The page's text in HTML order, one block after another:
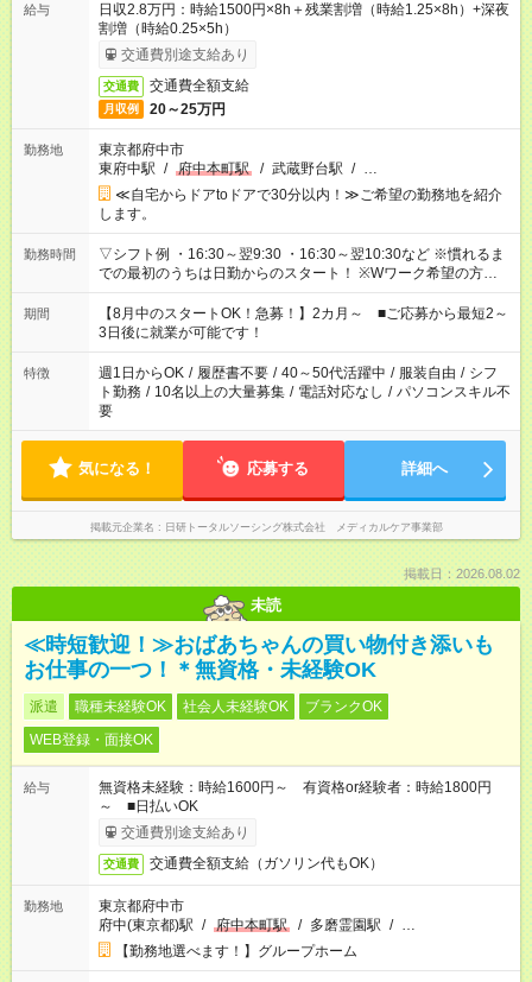
給与
日収2.8万円：時給1500円×8h＋残業割増（時給1.25×8h）+深夜
割増（時給0.25×5h）
交通費別途支給あり
交通費 交通費全額支給
月収例 20～25万円
勤務地
東京都府中市
東府中駅 / 府中本町駅 / 武蔵野台駅 / …
≪自宅からドアtoドアで30分以内！≫ご希望の勤務地を紹介
します。
勤務時間
▽シフト例 ・16:30～翌9:30 ・16:30～翌10:30など ※慣れるま
での最初のうちは日勤からのスタート！ ※Wワーク希望の方へ
今ご覧のお仕事で希望する勤務時間と、もう1つのお仕事の勤務
時間。 合計で週40時間を超える場合は応募できません。
期間
【8月中のスタートOK！急募！】2カ月～ ■ご応募から最短2～
3日後に就業が可能です！
特徴 週1日からOK / 履歴書不要 / 40～50代活躍中 / 服装自由 / シフ
ト勤務 / 10名以上の大量募集 / 電話対応なし / パソコンスキル不
要
気になる！ 応募する 詳細へ
掲載元企業名 日研トータルソーシング株式会社 メディカルケア事業部
掲載日：2026.08.02
未読
≪時短歓迎！≫おばあちゃんの買い物付き添いも
お仕事の一つ！＊無資格・未経験OK
派遣 職種未経験OK 社会人未経験OK
ブランクOK
WEB登録・面接OK
給与
無資格未経験：時給1600円～ 有資格or経験者：時給1800円
～ ■日払いOK
交通費別途支給あり
交通費 交通費全額支給（ガソリン代もOK）
勤務地
東京都府中市
府中(東京都)駅 / 府中本町駅 / 多磨霊園駅 / …
【勤務地選べます！】グループホーム